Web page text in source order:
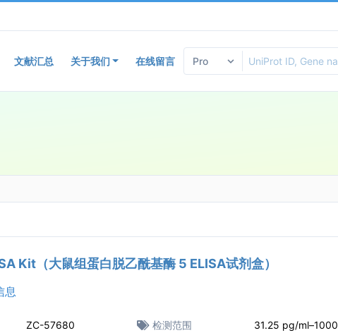
文献汇总 关于我们 在线留言
Kit（大鼠组蛋白脱乙酰基酶 5 ELISA试剂盒）
息
ZC-57680 检测范围
31.25 pg/ml–1000